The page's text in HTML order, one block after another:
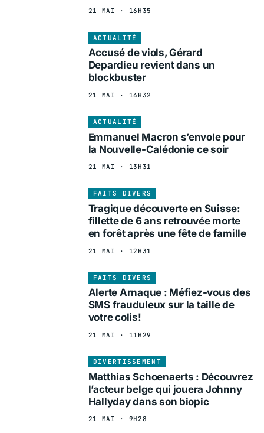
21 MAI · 16H35
ACTUALITÉ
Accusé de viols, Gérard
Depardieu revient dans un
blockbuster
21 MAI · 14H32
ACTUALITÉ
Emmanuel Macron s’envole pour
la Nouvelle-Calédonie ce soir
21 MAI · 13H31
FAITS DIVERS
Tragique découverte en Suisse:
fillette de 6 ans retrouvée morte
en forêt après une fête de famille
21 MAI · 12H31
FAITS DIVERS
Alerte Arnaque : Méfiez-vous des
SMS frauduleux sur la taille de
votre colis!
21 MAI · 11H29
DIVERTISSEMENT
Matthias Schoenaerts : Découvrez
l’acteur belge qui jouera Johnny
Hallyday dans son biopic
21 MAI · 9H28